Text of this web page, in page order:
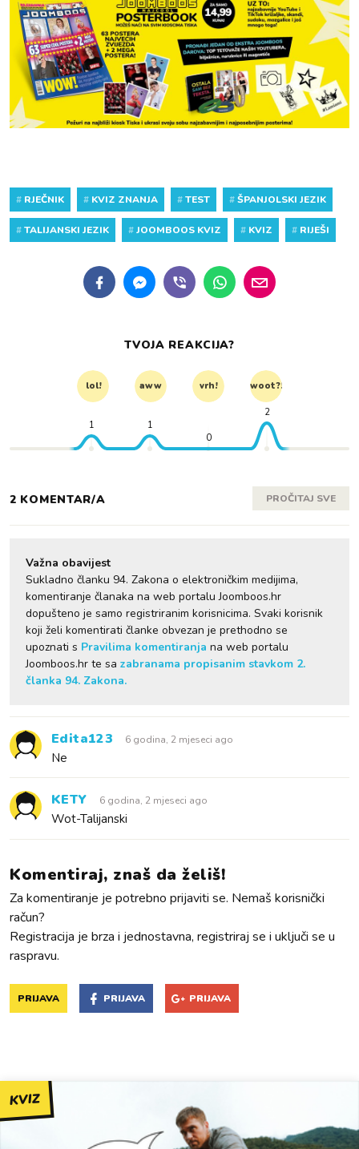
# RJEČNIK # KVIZ ZNANJA #TEST #ŠPANJOLSKI JEZIK
#TALIJANSKI JEZIK #JOOMBOOS KVIZ # KVIZ # RIJEŠI
TVOJA REAKCIJA?
lol! aww vrh! woot?!
1
1
0
2
2 KOMENTAR/A PROČITAJ SVE
Važna obavijest
Sukladno članku 94. Zakona o elektroničkim medijima,
komentiranje članaka na web portalu Joomboos.hr
dopušteno je samo registriranim korisnicima. Svaki korisnik
koji želi komentirati članke obvezan je prethodno se
upoznati s Pravilima komentiranja na web portalu
Joomboos.hr te sa zabranama propisanim stavkom 2.
članka 94. Zakona.
Edita123 6 godina, 2 mjeseci ago
Ne
KETY 6 godina, 2 mjeseci ago
Wot-Talijanski
Komentiraj, znaš da želiš!
Za komentiranje je potrebno prijaviti se. Nemaš korisnički
račun?
Registracija je brza i jednostavna, registriraj se i uključi se u
raspravu.
PRIJAVA PRIJAVA PRIJAVA
KVIZ